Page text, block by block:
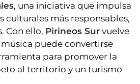
, una iniciativa que impulsa
culturales más responsables,
Con ello, Pirineos Sur vuelve
puede convertirse
para promover la
al territorio y un turismo